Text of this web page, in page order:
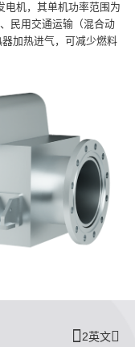
电机，其单机功率范围为
民用交通运输（混合动
加热进气，可减少燃料
2英文